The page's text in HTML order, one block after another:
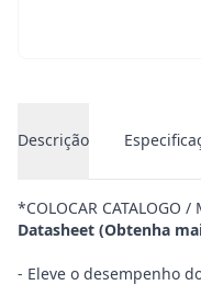
Descrição
*COLOCAR CATALOGO /
Datasheet (Obtenha
- Eleve o desempenho